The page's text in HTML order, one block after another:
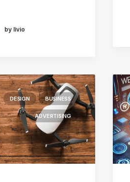
by livio
DESIGN BUSINESS
ADVERTISING